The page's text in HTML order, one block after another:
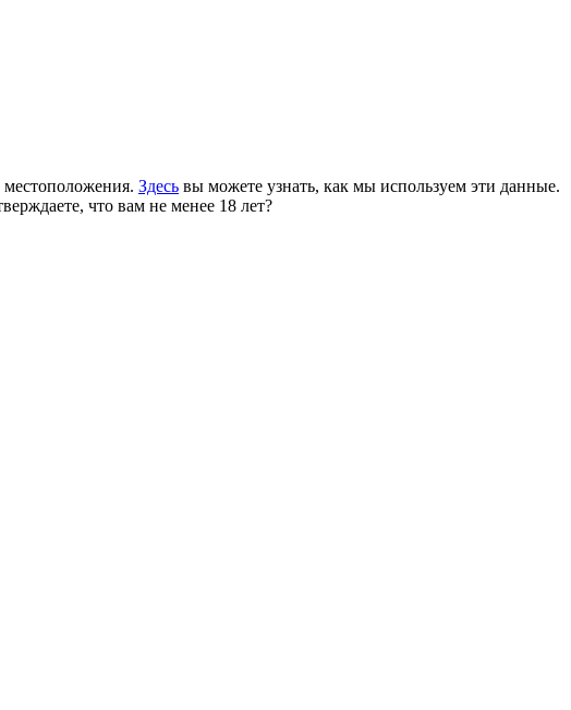
Здесь вы можете узнать, как мы используем эти данные.
что вам не менее 18 лет?